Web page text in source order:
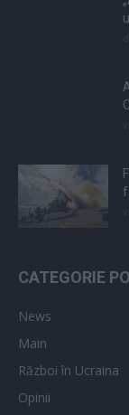
CATEGORIE
News
Main
Război în Ucraina
Opinii